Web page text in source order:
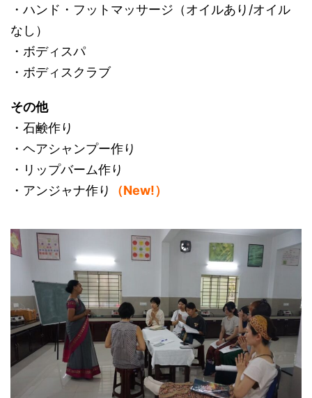
・ハンド・フットマッサージ（オイルあり/オイル
なし）
・ボディスパ
・ボディスクラブ
その他
・石鹸作り
・ヘアシャンプー作り
・リップバーム作り
・アンジャナ作り
（New!）